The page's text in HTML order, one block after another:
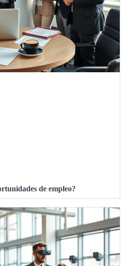
de empleo?